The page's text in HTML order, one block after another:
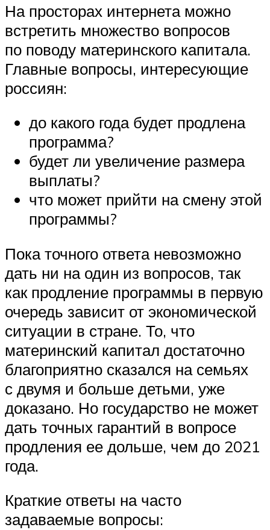
На просторах интернета можно
встретить множество вопросов
по поводу материнского капитала.
Главные вопросы, интересующие
россиян:
до какого года будет продлена
программа?
будет ли увеличение размера
выплаты?
что может прийти на смену этой
программы?
Пока точного ответа невозможно
дать ни на один из вопросов, так
как продление программы в первую
очередь зависит от экономической
ситуации в стране. То, что
материнский капитал достаточно
благоприятно сказался на семьях
с двумя и больше детьми, уже
доказано. Но государство не может
дать точных гарантий в вопросе
продления ее дольше, чем до 2021
года.
Краткие ответы на часто
задаваемые вопросы: